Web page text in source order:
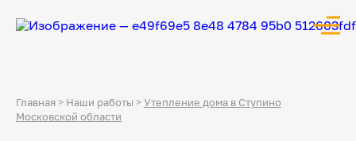
Главная> Наши работы> Утепление дома в Ступино
Московской области